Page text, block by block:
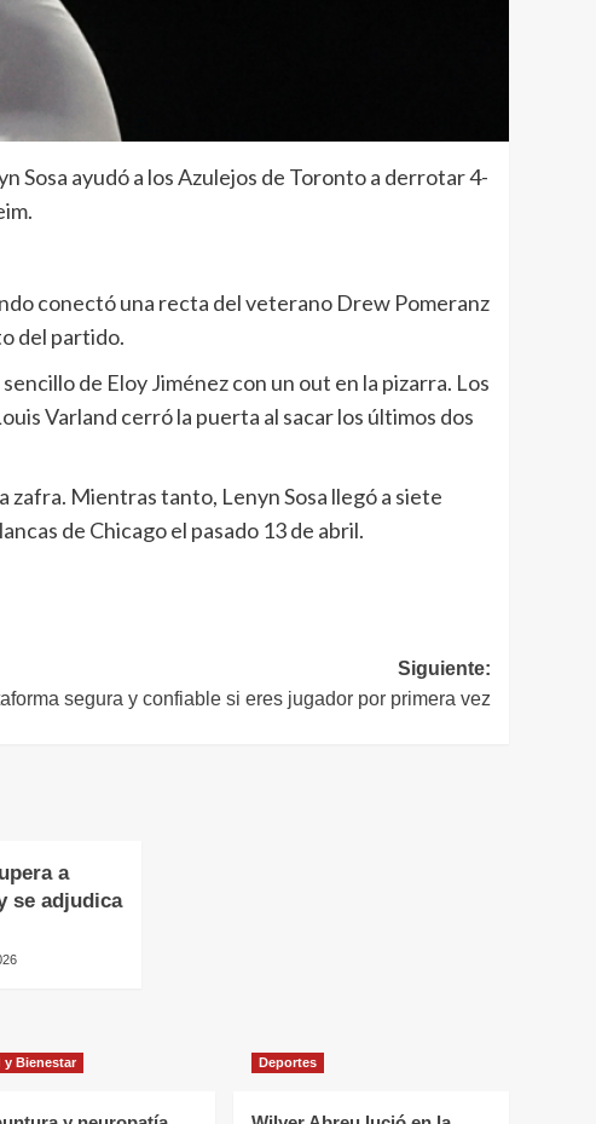
Sosa ayudó a los Azulejos de Toronto a derrotar 4-
conectó una recta del veterano Drew Pomeranz
del partido.
de Eloy Jiménez con un out en la pizarra. Los
Varland cerró la puerta al sacar los últimos dos
Mientras tanto, Lenyn Sosa llegó a siete
de Chicago el pasado 13 de abril.
Siguiente:
segura y confiable si eres jugador por primera vez
a
se adjudica
y Bienestar Deportes